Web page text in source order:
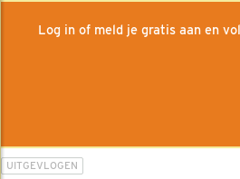
Log in of meld je gratis aan en
UITGEVLOGEN